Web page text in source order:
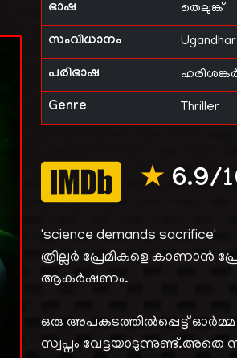
ഭാഷ തെലുങ്ക്
സംവിധാനം
പരിഭാഷ
Genre Thriller
★ 6.9/
'science demands sacrifice'
ത്രില്ലർ പ്രേമികളെ കാണാൻ
ആകർഷണം.
ഒരു അപകടത്തിൽപ്പെട്ട്
സ്വപ്നം